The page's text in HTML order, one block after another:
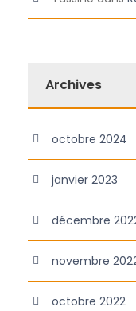
Archives
octobre 2024
janvier 2023
décembre
novembre
octobre 2022